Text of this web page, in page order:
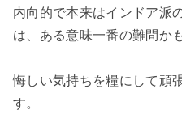
内向的で本来はインドア派
は、ある意味一番の難問か
悔しい気持ちを糧にして頑
す。